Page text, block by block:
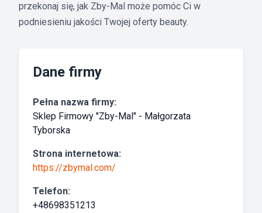
przekonaj się, jak Zby-Mal może pomóc Ci w
podniesieniu jakości Twojej oferty beauty.
Dane firmy
Pełna nazwa firmy:
Sklep Firmowy "Zby-Mal" - Małgorzata
Tyborska
Strona internetowa:
https://zbymal.com/
Telefon:
+48698351213